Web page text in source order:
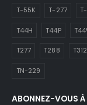
T-55K T-277
T44H T44P
T277 T288 T312
TN-229
ABONNEZ-VOUS À